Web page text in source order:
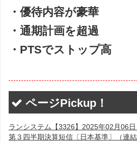
・優待内容が豪華
・通期計画を超過
・PTSでストップ高
ページPickup！
ランシステム【3326】2025年02月06
第３四半期決算短信〔日本基準〕（連結